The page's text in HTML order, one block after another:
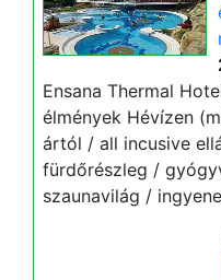
Ensana Thermal
élmények Hévízen
ártól / all incusive
fürdőrészleg /
szaunavilág /